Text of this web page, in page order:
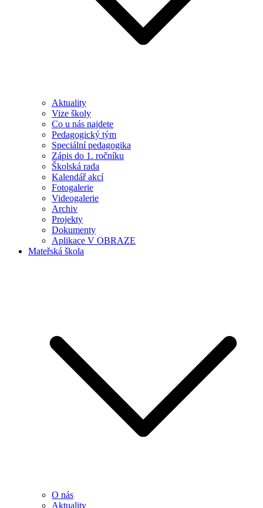
Aktuality
Vize školy
Co u nás najdete
Pedagogický tým
Speciální pedagogika
Zápis do 1. ročníku
Školská rada
Kalendář akcí
Fotogalerie
Videogalerie
Archiv
Projekty
Dokumenty
Aplikace V OBRAZE
Mateřská škola
O nás
Aktuality